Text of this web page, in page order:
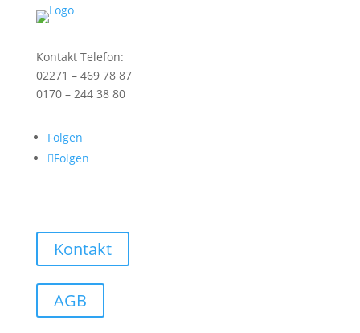
Kontakt Telefon:
02271 – 469 78 87
0170 – 244 38 80
Folgen
Folgen
Kontakt
AGB